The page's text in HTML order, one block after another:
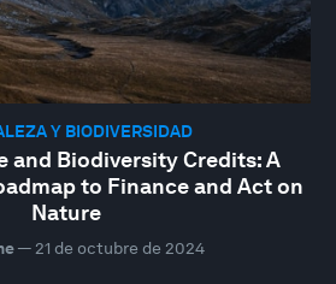
Y BIODIVERSIDAD
and Biodiversity Credits: A
to Finance and Act on
Nature
—21 de octubre de 2024